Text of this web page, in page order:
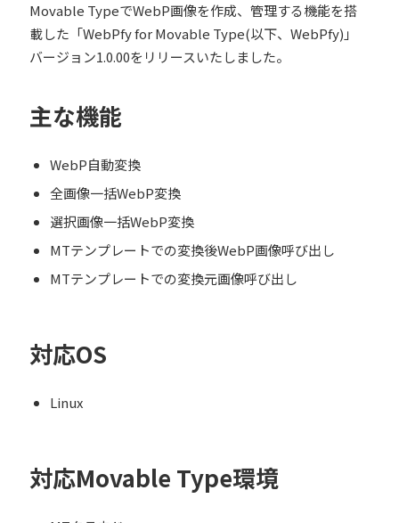
Movable TypeでWebP画像を作成、管理する機能を搭
載した「WebPfy for Movable Type(以下、WebPfy)」
バージョン1.0.00をリリースいたしました。
主な機能
WebP自動変換
全画像一括WebP変換
選択画像一括WebP変換
MTテンプレートでの変換後WebP画像呼び出し
MTテンプレートでの変換元画像呼び出し
対応OS
Linux
対応Movable Type環境